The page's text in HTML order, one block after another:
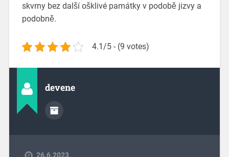
skvrny bez další ošklivé památky v podobě jizvy a
podobně.
4.1/5 - (9 votes)
devene
26.6.2023